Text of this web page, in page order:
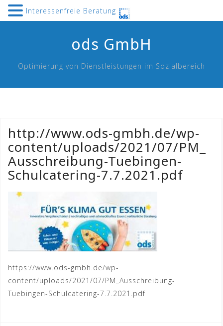
ods GmbH
Optimierung von Dienstleistungen im Sozialbereich
http://www.ods-gmbh.de/wp-
content/uploads/2021/07/PM_
Ausschreibung-Tuebingen-
Schulcatering-7.7.2021.pdf
https://www.ods-gmbh.de/wp-
content/uploads/2021/07/PM_Ausschreibung-
Tuebingen-Schulcatering-7.7.2021.pdf
Interessenfreie Beratung